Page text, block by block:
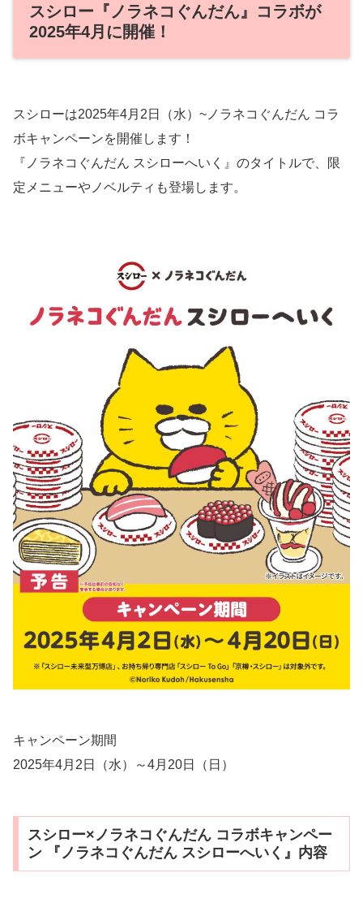
スシロー『ノラネコぐんだん』コラボが
2025年4月に開催！
スシローは2025年4月2日（水）~ノラネコぐんだん コラ
ボキャンペーンを開催します！
『ノラネコぐんだん スシローへいく』のタイトルで、限
定メニューやノベルティも登場します。
キャンペーン期間
2025年4月2日（水）～4月20日（日）
スシロー×ノラネコぐんだん コラボキャンペー
ン 『ノラネコぐんだん スシローへいく』内容